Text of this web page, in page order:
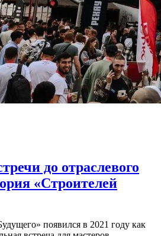
до отраслевого
«Строителей
появился в 2021 году как